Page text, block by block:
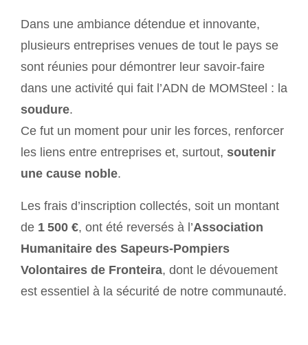
Dans une ambiance détendue et innovante,
plusieurs entreprises venues de tout le pays se
sont réunies pour démontrer leur savoir-faire
dans une activité qui fait l’ADN de MOMSteel : la
soudure.
Ce fut un moment pour unir les forces, renforcer
les liens entre entreprises et, surtout, soutenir
une cause noble.
Les frais d’inscription collectés, soit un montant
de 1 500 €, ont été reversés à l’Association
Humanitaire des Sapeurs-Pompiers
Volontaires de Fronteira, dont le dévouement
est essentiel à la sécurité de notre communauté.